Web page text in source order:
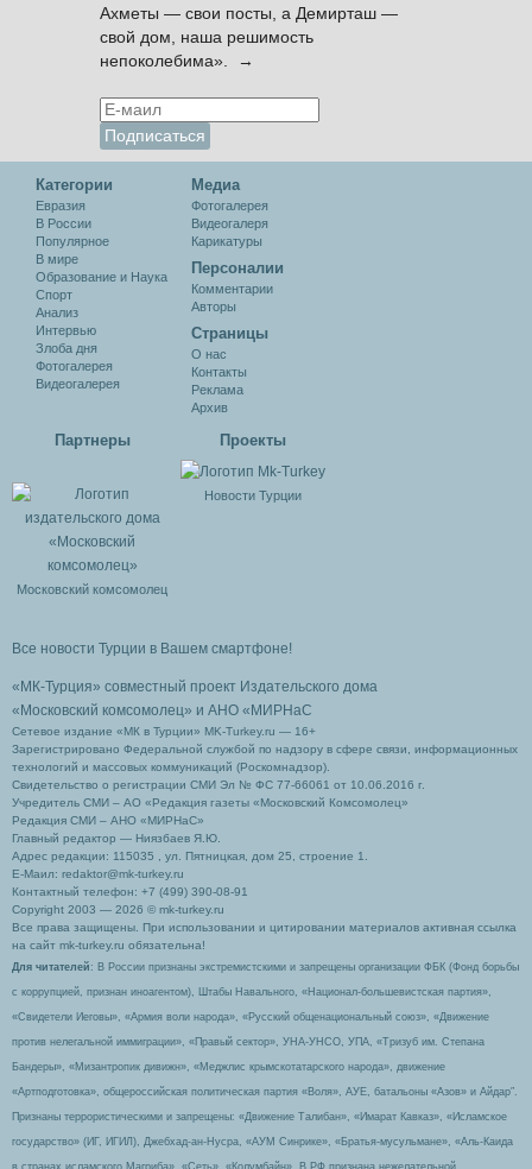
Ахметы — свои посты, а Демирташ —
свой дом, наша решимость
непоколебима». →
Категории
Евразия
В России
Популярное
В мире
Образование и Наука
Спорт
Анализ
Интервью
Злоба дня
Фотогалерея
Видеогалерея
Медиа
Фотогалерея
Видеогалеря
Карикатуры
Персоналии
Комментарии
Авторы
Cтраницы
О нас
Контакты
Реклама
Архив
Партнеры
Московский комсомолец
Проекты
Новости Турции
Все новости Турции в Вашем смартфоне!
«МК-Турция» совместный проект Издательского дома
«Московский комсомолец» и АНО «МИРНаС
Сетевое издание «МК в Турции» MK-Turkey.ru — 16+
Зарегистрировано Федеральной службой по надзору в сфере связи, информационных
технологий и массовых коммуникаций (Роскомнадзор).
Свидетельство о регистрации СМИ Эл № ФС 77-66061 от 10.06.2016 г.
Учредитель СМИ – АО «Редакция газеты «Московский Комсомолец»
Редакция СМИ – АНО «МИРНаС»
Главный редактор — Ниязбаев Я.Ю.
Адрес редакции: 115035 , ул. Пятницкая, дом 25, строение 1.
Е-Маил: redaktor@mk-turkey.ru
Контактный телефон: +7 (499) 390-08-91
Copyright 2003 — 2026 © mk-turkey.ru
Все права защищены. При использовании и цитировании материалов активная ссылка
на сайт mk-turkey.ru обязательна!
Для читателей : В России признаны экстремистскими и запрещены организации ФБК (Фонд борьбы
с коррупцией, признан иноагентом), Штабы Навального, «Национал-большевистская партия»,
«Свидетели Иеговы», «Армия воли народа», «Русский общенациональный союз», «Движение
против нелегальной иммиграции», «Правый сектор», УНА-УНСО, УПА, «Тризуб им. Степана
Бандеры», «Мизантропик дивижн», «Меджлис крымскотатарского народа», движение
«Артподготовка», общероссийская политическая партия «Воля», АУЕ, батальоны «Азов» и Айдар″.
Признаны террористическими и запрещены: «Движение Талибан», «Имарат Кавказ», «Исламское
государство» (ИГ, ИГИЛ), Джебхад-ан-Нусра, «АУМ Синрике», «Братья-мусульмане», «Аль-Каида